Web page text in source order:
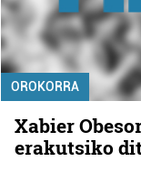
OROKORRA
Xabier
erakutsiko